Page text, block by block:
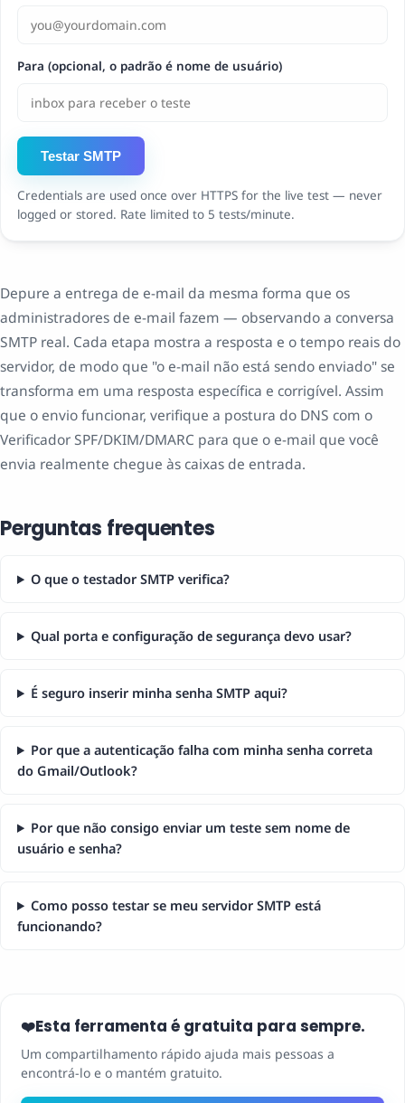
Para (opcional, o padrão é nome de usuário)
Testar SMTP
Credentials are used once over HTTPS for the live test — never
logged or stored. Rate limited to 5 tests/minute.
Depure a entrega de e-mail da mesma forma que os
administradores de e-mail fazem — observando a conversa
SMTP real. Cada etapa mostra a resposta e o tempo reais do
servidor, de modo que "o e-mail não está sendo enviado" se
transforma em uma resposta específica e corrigível. Assim
que o envio funcionar, verifique a postura do DNS com o
Verificador SPF/DKIM/DMARC para que o e-mail que você
envia realmente chegue às caixas de entrada.
Perguntas frequentes
O que o testador SMTP verifica?
Qual porta e configuração de segurança devo usar?
É seguro inserir minha senha SMTP aqui?
Por que a autenticação falha com minha senha correta
do Gmail/Outlook?
Por que não consigo enviar um teste sem nome de
usuário e senha?
Como posso testar se meu servidor SMTP está
funcionando?
❤️Esta ferramenta é gratuita para sempre.
Um compartilhamento rápido ajuda mais pessoas a
encontrá-lo e o mantém gratuito.